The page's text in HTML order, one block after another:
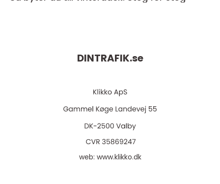
DINTRAFIK.se
web: www.klikko.dk